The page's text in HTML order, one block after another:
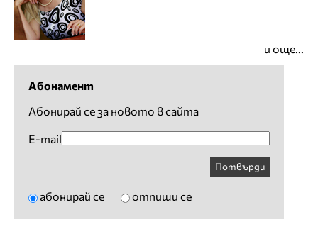
и още...
Абонамент
Абонирай се за новото в сайта
E-mail
Потвърди
абонирай се отпиши се